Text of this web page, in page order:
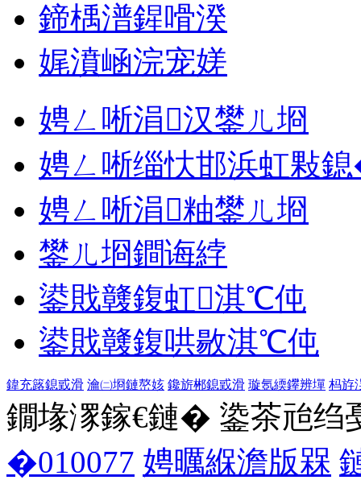
鍗楀潽鍟嗗湀
娓濆崡浣宠嫅
娉ㄥ唽涓汉鐢ㄦ埛
娉ㄥ唽缁忕邯浜虹敤
娉ㄥ唽涓粙鐢ㄦ埛
鐢ㄦ埛鐧诲綍
鍙戝竷鍑虹淇℃伅
鍙戝竷鍑哄敭淇℃伅
鍏充簬鎴戜滑 瀹㈡埛鏈嶅姟 鑱旂郴鎴戜滑 璇氬緛鑻辨墠 杩斿
鐗堟潈鎵€鏈� 鍌茶兘绉
�010077 娉曞緥澹版槑